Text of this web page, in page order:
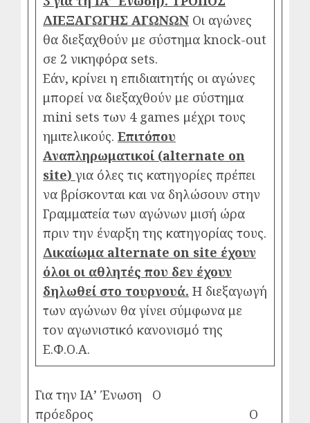
ΔΙΕΞΑΓΩΓΗΣ ΑΓΩΝΩΝ Οι αγώνες
θα διεξαχθούν με σύστημα knock-out
σε 2 νικηφόρα sets.
Εάν, κρίνει η επιδιαιτητής οι αγώνες
μπορεί να διεξαχθούν με σύστημα
mini sets των 4 games μέχρι τους
ημιτελικούς. Επιτόπου
Αναπληρωματικοί (alternate on
site) για όλες τις κατηγορίες πρέπει
να βρίσκονται και να δηλώσουν στην
Γραμματεία των αγώνων μισή ώρα
πριν την έναρξη της κατηγορίας τους.
Δικαίωμα alternate on site έχουν
όλοι οι αθλητές που δεν έχουν
δηλωθεί στο τουρνουά. Η διεξαγωγή
των αγώνων θα γίνει σύμφωνα με
τον αγωνιστικό κανονισμό της
Ε.Φ.Ο.Α.
Για την ΙΑ’ Ένωση Ο
πρόεδρος Ο